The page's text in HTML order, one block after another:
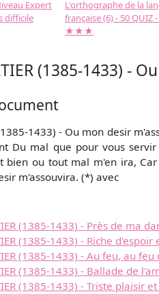
Expert
difficile
L'orthographe de la
française (6) - 50 QUIZ
★★★
(1385-1433) -
1433) - Ou mon desir
Du mal que pour vous
bien ou tout mal m'en ira,
m'assouvira. (*) avec
(1385-1433) - Près de ma
(1385-1433) - Riche
(1385-1433) - Au feu, au
(1385-1433) - Ballade de
(1385-1433) - Triste plaisir